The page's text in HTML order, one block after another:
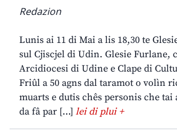
Redazion
Lunis ai 11 di Mai a lis 18,30 te
sul Cjiscjel di Udin. Glesie Furlane,
Arcidiocesi di Udine e Clape di
Friûl a 50 agns dal taramot o volìn
muarts e dutis chês personis che tai
da fâ par […] lei di plui +